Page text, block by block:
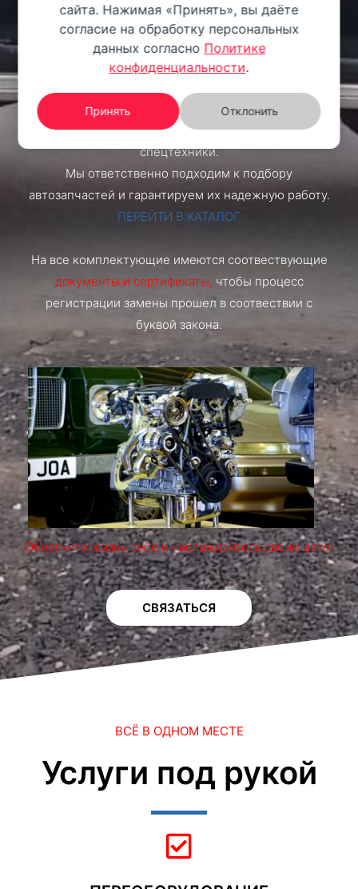
Касательно автозапчастей, мы поставляем и
используем в своей работе контрактные
двигатели и коробки передач изЕвропы, Кореи и
располагается более
300
двигателей различных
моделей для легковых автомобилей и
спецтехники.
Мы ответственно подходим к подбору
автозапчастей и гарантируем их надежную работу.
ПЕРЕЙТИ В КАТАЛОГ
На все комплектующие имеются соотвествующие
документы и сертификаты, чтобы процесс
регистрации замены прошел в соотвествии с
буквой закона.
Облегчите жизнь себе и наслаждайтесь своим авто!
СВЯЗАТЬСЯ
ВСЁ В ОДНОМ МЕСТЕ
Услуги под рукой
сайта. Нажимая «Принять», вы даёте
согласие на обработку персональных
данных согласно Политике
конфиденциальности.
Принять Отклонить